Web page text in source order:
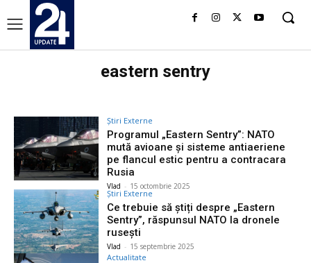
eastern sentry
Știri Externe
Programul „Eastern Sentry”: NATO
mută avioane și sisteme antiaeriene
pe flancul estic pentru a contracara
Rusia
Vlad - 15 octombrie 2025
Știri Externe
Ce trebuie să știți despre „Eastern
Sentry”, răspunsul NATO la dronele
rusești
Vlad - 15 septembrie 2025
Actualitate